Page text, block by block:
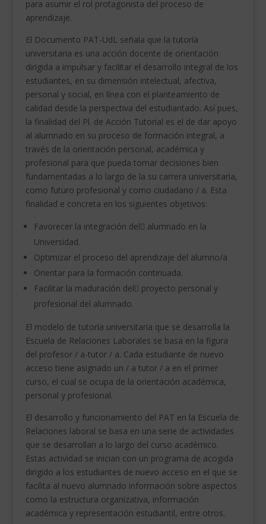
para asumir el rol protagonista del proceso de
aprendizaje.
El Documento PAT-UdL señala que la tutoría
universitaria es una acción docente de orientación
dirigida a impulsar y facilitar el desarrollo integral de los
estudiantes, en su dimensión intelectual, afectiva,
personal y social, en línea con el planteamiento de
calidad desde la perspectiva del estudiantado. Así pues,
la finalidad del Pl. de Acción Tutorial es el de dar apoyo
al alumnado en su proceso de formación integral, a
través de la orientación personal, académica y
profesional para que pueda tomar decisiones bien
fundamentadas a lo largo de la su carrera universitaria,
como futuro profesional y como ciudadano / a. Esta
finalidad e concreta en los siguientes objetivos:
Favorecer la integración del alumnado en la
Universidad.
Optimizar el proceso del aprendizaje del alumno/a
Orientar para la formación continuada.
Facilitar la maduración del proyecto personal y
profesional del alumnado.
El modelo de tutoría universitaria que se desarrolla la
Escuela de Relaciones Laborales se basa en la figura
del profesor / a-tutor / a. Cada estudiante de nuevo
acceso tiene asignado un / a tutor / a en el primer
curso, el cual se ocupa de la orientación académica,
personal y profesional.
El desarrollo y funcionamiento del PAT en la Escuela de
Relaciones laboral se basa en una serie de actividades
que se desarrollan a lo largo del curso académico.
Estas actividad se inician con un programa de acogida
dirigido a los estudiantes de nuevo acceso en el que se
facilita al nuevo alumnado información sobre aspectos
como la estructura organizativa, información
académica y representación estudiantil, entre otros.